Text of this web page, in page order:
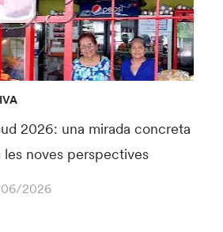
2026: una mirada concreta
les noves perspectives
2026